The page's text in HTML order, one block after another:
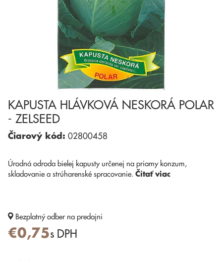
KAPUSTA HLÁVKOVÁ NESKORÁ POLAR
- ZELSEED
Čiarový kód: 02800458
Úrodná odroda bielej kapusty určenej na priamy konzum,
skladovanie a strúharenské spracovanie. Čítať viac
Bezplatný odber na predajni
€0,75s DPH